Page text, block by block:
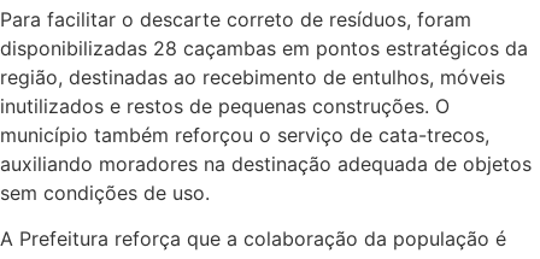
Para facilitar o descarte correto de resíduos, foram
disponibilizadas 28 caçambas em pontos estratégicos da
região, destinadas ao recebimento de entulhos, móveis
inutilizados e restos de pequenas construções. O
município também reforçou o serviço de cata-trecos,
auxiliando moradores na destinação adequada de objetos
sem condições de uso.
A Prefeitura reforça que a colaboração da população é